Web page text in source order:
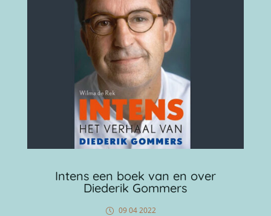
Intens een boek van en over
Diederik Gommers
09 04 2022